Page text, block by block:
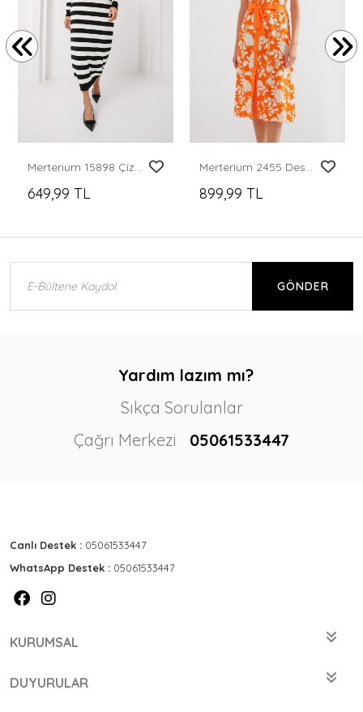
Merterium 15898 Çizgili Uzun Triko Elbise - B.Beyaz
649,99 TL
Merterium 2455 Desenli Gömlek Elbise - Turuncu
899,99 TL
GÖNDER
Yardım lazım mı?
Sıkça Sorulanlar
Çağrı Merkezi
05061533447
Canlı Destek : 05061533447
WhatsApp Destek : 05061533447
KURUMSAL
DUYURULAR